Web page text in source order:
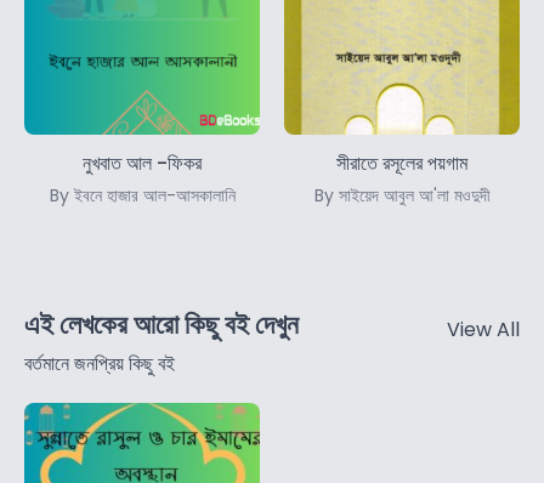
নুখবাত আল -ফিকর
By ইবনে হাজার আল-আসকালানি
সীরাতে রসূলের পয়গাম
By সাইয়েদ আবুল আ'লা মওদুদী
এই লেখকের আরো কিছু বই দেখুন
বর্তমানে জনপ্রিয় কিছু বই
View All